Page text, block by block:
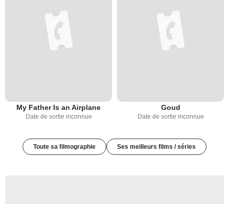
My Father Is an Airplane
Date de sortie inconnue
Goud
Date de sortie inconnue
Toute sa filmographie Ses meilleurs films / séries